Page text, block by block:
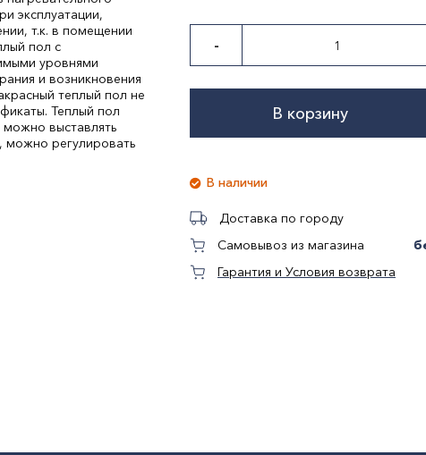
эксплуатации,
т.к. в помещении
пол с
уровнями
и возникновения
теплый пол не
Теплый пол
выставлять
регулировать
-
В корзину
В наличии
Доставка по городу
Самовывоз из магазина
Гарантия и Условия возврата